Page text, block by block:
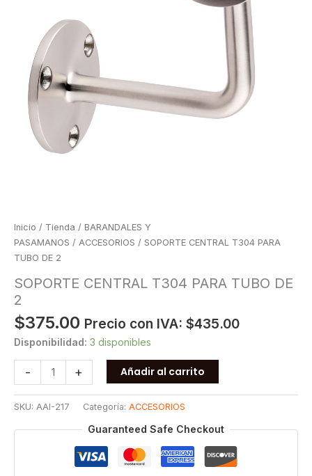
Inicio / Tienda / BARANDALES Y
PASAMANOS / ACCESORIOS / SOPORTE CENTRAL T304 PARA
TUBO DE 2
SOPORTE CENTRAL T304 PARA TUBO DE
2
$375.00 Precio con IVA: $435.00
Disponibilidad: 3 disponibles
-
SOPORTE
CENTRAL
T304
PARA
TUBO
+ Añadir al carrito
SKU: AAI-217 Categoría: ACCESORIOS
Guaranteed Safe Checkout